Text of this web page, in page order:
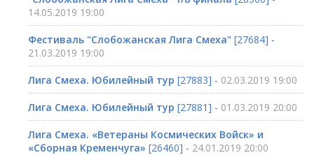
14.05.2019 19:00
Фестиваль "Слобожанская Лига Смеха" [27684] -
21.03.2019 19:00
Лига Смеха. Юбилейный тур [27883] - 02.03.2019 19:00
Лига Смеха. Юбилейный тур [27881] - 01.03.2019 20:00
Лига Смеха. «Ветераны Космических Войск» и
«Сборная Кременчуга» [26460] - 24.01.2019 20:00